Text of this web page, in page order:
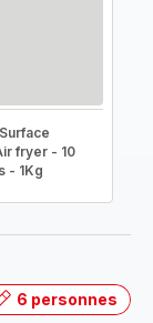
fryer - 10
- 1Kg
6 personnes